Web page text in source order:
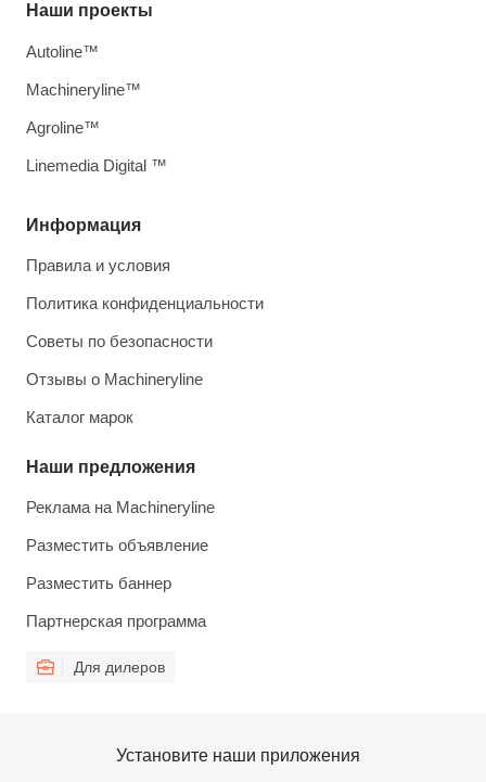
Информация
Правила и условия
Политика конфиденциальности
Советы по безопасности
Отзывы о Machineryline
Каталог марок
Наши предложения
Реклама на Machineryline
Разместить объявление
Разместить баннер
Партнерская программа
Для дилеров
Наши проекты
Autoline™
Machineryline™
Agroline™
Linemedia Digital ™
Установите наши приложения